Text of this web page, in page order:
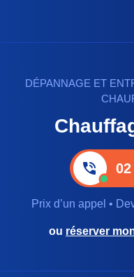
DÉPANNAGE ET
Prix d’un appel •
ou réserver